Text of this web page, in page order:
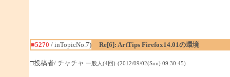
■5270 / inTopicNo.7) Re[6]: ArtTips Firefox14.01の環境
□投稿者/ チャチャ 一般人(4回)-(2012/09/02(Sun) 09:30:45)